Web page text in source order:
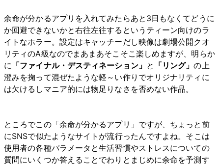
余命が分かるアプリを入れてみたらあと3日もなくてどうに
か回避できないかと右往左往するというティーン向けのラ
イトなホラー。設定はキャッチーだし映像は劇場公開クオ
リティのA級なのでまあまあそこそこ楽しめますが、明らか
に 「ファイナル・デスティネーション」 と 「リング」の上
澄みを掬って混ぜたような軽～い作りでオリジナリティに
は欠けるしマニア的には物足りなさを否めない作品。
ところでこの「余命が分かるアプリ」ですが、ちょっと前
にSNSで似たようなサイトが流行ったんですよね。そこは
使用者の各種パラメータと生活習慣やストレスについての
質問にいくつか答えることでわりとまじめに余命を予測す